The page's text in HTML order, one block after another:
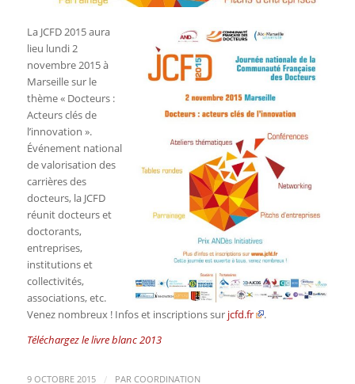
La JCFD 2015 aura
lieu lundi 2
novembre 2015 à
Marseille sur le
thème « Docteurs :
Acteurs clés de
l’innovation ».
Événement national
de valorisation des
carrières des
docteurs, la JCFD
réunit docteurs et
doctorants,
entreprises,
institutions et
collectivités,
associations, etc.
Venez nombreux ! Infos et inscriptions sur jcfd.fr
.
Téléchargez le livre blanc 2013
9 OCTOBRE 2015 / PAR COORDINATION